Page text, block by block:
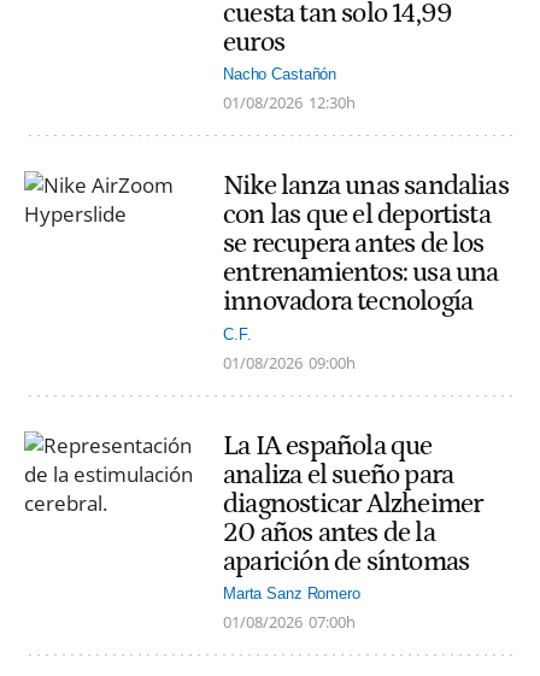
cuesta tan solo 14,99
euros
Nacho Castañón
01/08/2026 12:30h
Nike lanza unas sandalias
con las que el deportista
se recupera antes de los
entrenamientos: usa una
innovadora tecnología
C.F.
01/08/2026 09:00h
La IA española que
analiza el sueño para
diagnosticar Alzheimer
20 años antes de la
aparición de síntomas
Marta Sanz Romero
01/08/2026 07:00h